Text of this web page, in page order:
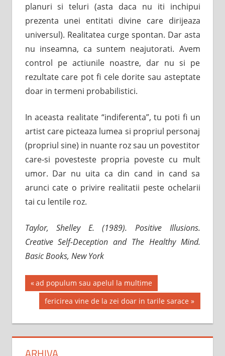
planuri si teluri (asta daca nu iti inchipui
prezenta unei entitati divine care dirijeaza
universul). Realitatea curge spontan. Dar asta
nu inseamna, ca suntem neajutorati. Avem
control pe actiunile noastre, dar nu si pe
rezultate care pot fi cele dorite sau asteptate
doar in termeni probabilistici.
In aceasta realitate “indiferenta”, tu poti fi un
artist care picteaza lumea si propriul personaj
(propriul sine) in nuante roz sau un povestitor
care-si povesteste propria poveste cu mult
umor. Dar nu uita ca din cand in cand sa
arunci cate o privire realitatii peste ochelarii
tai cu lentile roz.
Taylor, Shelley E. (1989). Positive Illusions.
Creative Self-Deception and The Healthy Mind.
Basic Books, New York
Post
navigation
Previous
Post:
ad populum sau apelul la multime
Next
Post:
fericirea vine de la zei doar in tarile sarace